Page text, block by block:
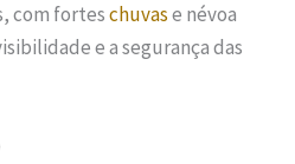
com forteschuvase névoa
e a segurança das